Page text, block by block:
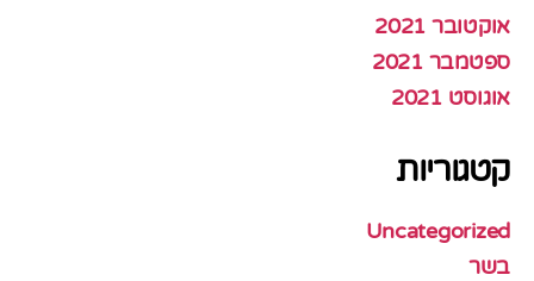
אוקטובר 2021
ספטמבר 2021
אוגוסט 2021
קטגוריות
Uncategorized
בשר